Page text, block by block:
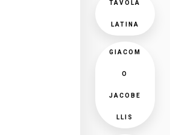
TAVOLA
LATINA
GIACOM
O
JACOBE
LLIS